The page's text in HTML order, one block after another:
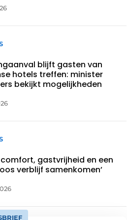
blijft gasten van
hotels treffen: minister
bekijkt mogelijkheden
comfort, gastvrijheid en een
verblijf samenkomen’